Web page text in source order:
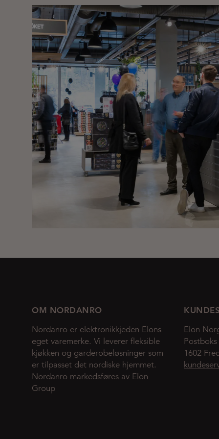
OM NORDANRO
Nordanro er elektronikkjeden Elons
eget varemerke. Vi leverer fleksible
kjøkken og garderobeløsninger som
er tilpasset det nordiske hjemmet.
Nordanro markedsføres av Elon
Group
Elon
1602